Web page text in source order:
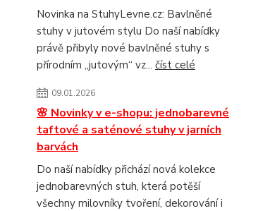
Novinka na StuhyLevne.cz: Bavlněné
stuhy v jutovém stylu Do naší nabídky
právě přibyly nové bavlněné stuhy s
přírodním „jutovým“ vz... číst celé
09.01.2026
🌸 Novinky v e-shopu: jednobarevné
taftové a saténové stuhy v jarních
barvách
Do naší nabídky přichází nová kolekce
jednobarevných stuh, která potěší
všechny milovníky tvoření, dekorování i